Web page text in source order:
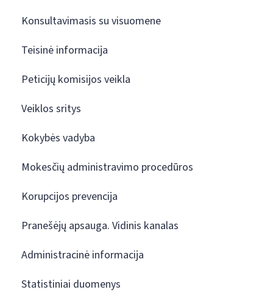
Konsultavimasis su visuomene
Teisinė informacija
Peticijų komisijos veikla
Veiklos sritys
Kokybės vadyba
Mokesčių administravimo procedūros
Korupcijos prevencija
Pranešėjų apsauga. Vidinis kanalas
Administracinė informacija
Statistiniai duomenys